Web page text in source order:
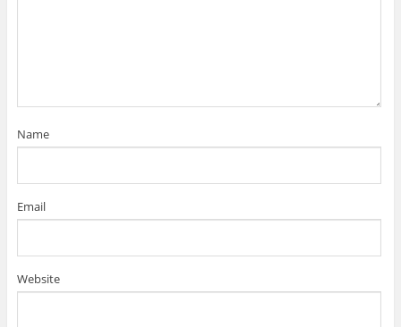
Name
Email
Website